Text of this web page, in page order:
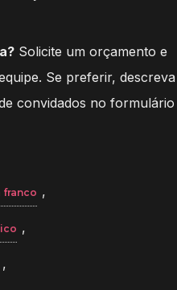
Solicite um orçamento e
Se preferir, descreva
convidados no formulário
franco ,
,
,